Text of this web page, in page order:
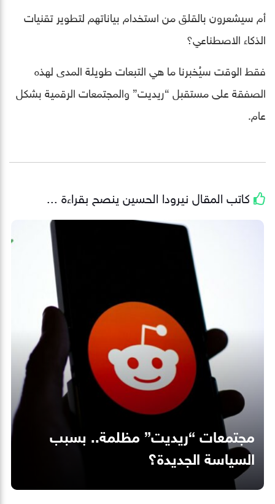
أم سيشعرون بالقلق من استخدام بياناتهم لتطوير تقنيات
الذكاء الاصطناعي؟
فقط الوقت سيُخبرنا ما هي التبعات طويلة المدى لهذه
الصفقة على مستقبل “ريديت” والمجتمعات الرقمية بشكل
عام.
كاتب المقال نيرودا الحسين ينصح بقراءة ...
مجتمعات “ريديت” مظلمة.. بسبب
السياسة الجديدة؟